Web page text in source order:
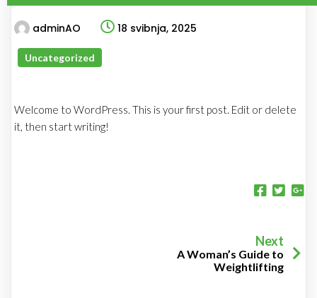
adminAO 18 svibnja, 2025
Uncategorized
Welcome to WordPress. This is your first post. Edit or delete
it, then start writing!
Next
A Woman’s Guide to
Weightlifting